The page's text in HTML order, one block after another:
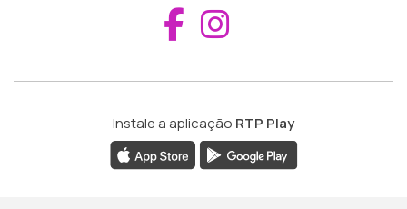
Aceder ao
Instale a aplicação RTP Play